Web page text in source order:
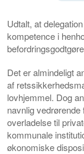
Udtalt, at
kompetence i
Det er almindeligt
af
lovhjemmel. Dog
navnlig
overladelse til
kommunale
økonomiske